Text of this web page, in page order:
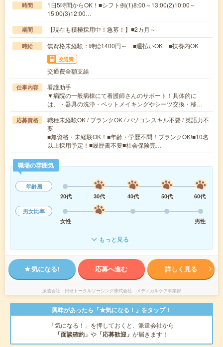
時間
1日5時間からOK！■シフト例(1)8:00～13:00(2)10:00～
15:00(3)12:00…
期間 【現在も積極採用中！急募！】■2カ月～
時給 無資格未経験：時給1400円～ ■週払いOK ■扶養内OK
交通費
交通費全額支給
仕事内容
看護助手
▼病院の一般病棟にて看護師さんのサポート！具体的に
は、・器具の洗浄・ベットメイキングやシーツ交換・移…
応募資格
職種未経験OK / ブランクOK / パソコンスキル不要 / 英語力不
要
■無資格・未経験OK！■年齢・学歴不問！ブランクOK!■10名
以上採用予定！■履歴書不要■社会保険完…
職場の雰囲気
年齢層
20代
30代 40代 50代
60代
男女比率
女性
男性
もっと見る
気になる! 応募へ進む 詳しく見る
派遣会社 日研トータルソーシング株式会社 メディカルケア事業部
興味があったら「★気になる！」をタップ！
「気になる！」を押しておくと、派遣会社から
「面談確約」 や 「応募歓迎」 が届きます！